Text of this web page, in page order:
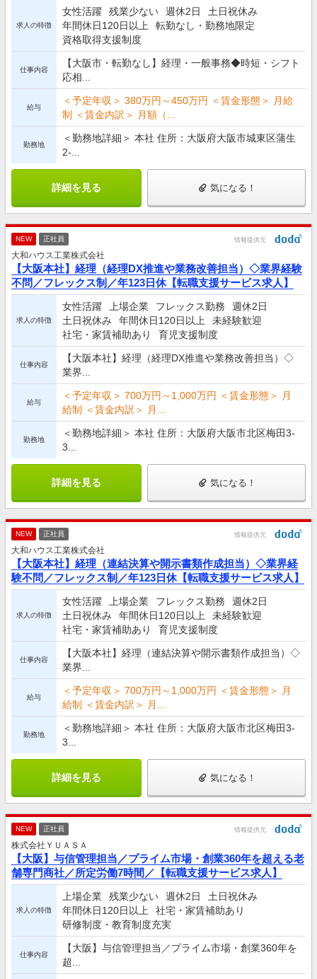
求人の特徴
女性活躍 残業少ない 週休2日
土日祝休み
年間休日120日以上
転勤なし・勤務地限定
資格取得支援制度
仕事内容
【大阪市・転勤なし】経理・一般事務◆時短・シフト
応相...
給与
＜予定年収＞ 380万円～450万円 ＜賃金形態＞ 月給
制 ＜賃金内訳＞ 月額（...
勤務地
＜勤務地詳細＞ 本社 住所：大阪府大阪市城東区蒲生
2-...
詳細を見る 気になる！
NEW 正社員 情報提供元
大和ハウス工業株式会社
【大阪本社】経理（経理DX推進や業務改善担当）◇業界経験
不問／フレックス制／年123日休【転職支援サービス求人】
求人の特徴
女性活躍 上場企業 フレックス勤務
週休2日
土日祝休み
年間休日120日以上
未経験歓迎
社宅・家賃補助あり
育児支援制度
仕事内容
【大阪本社】経理（経理DX推進や業務改善担当）◇
業界...
給与
＜予定年収＞ 700万円～1,000万円 ＜賃金形態＞ 月
給制 ＜賃金内訳＞ 月...
勤務地
＜勤務地詳細＞ 本社 住所：大阪府大阪市北区梅田3-
3...
詳細を見る 気になる！
NEW 正社員 情報提供元
大和ハウス工業株式会社
【大阪本社】経理（連結決算や開示書類作成担当）◇業界経
験不問／フレックス制／年123日休【転職支援サービス求人】
求人の特徴
女性活躍 上場企業 フレックス勤務
週休2日
土日祝休み
年間休日120日以上
未経験歓迎
社宅・家賃補助あり
育児支援制度
仕事内容
【大阪本社】経理（連結決算や開示書類作成担当）◇
業界...
給与
＜予定年収＞ 700万円～1,000万円 ＜賃金形態＞ 月
給制 ＜賃金内訳＞ 月...
勤務地
＜勤務地詳細＞ 本社 住所：大阪府大阪市北区梅田3-
3...
詳細を見る 気になる！
NEW 正社員 情報提供元
株式会社ＹＵＡＳＡ
【大阪】与信管理担当／プライム市場・創業360年を超える老
舗専門商社／所定労働7時間／【転職支援サービス求人】
求人の特徴
上場企業 残業少ない 週休2日
土日祝休み
年間休日120日以上
社宅・家賃補助あり
研修制度・教育制度充実
仕事内容
【大阪】与信管理担当／プライム市場・創業360年を
超...